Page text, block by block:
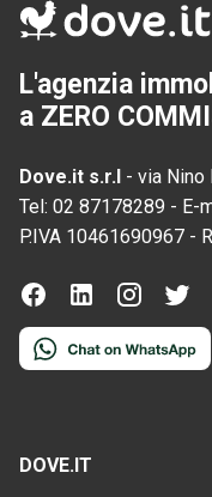
L'agenzia
a ZERO
Dove.it s.r.l - via Nino
Tel: 02 87178289 - E-
P.IVA 10461690967 -
DOVE.IT